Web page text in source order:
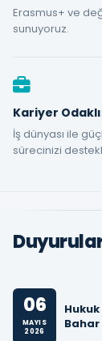
Erasmus+ ve
sunuyoruz.
Kariyer
İş dünyası ile
sürecinizi
06
MAYIS
2026
Bahar